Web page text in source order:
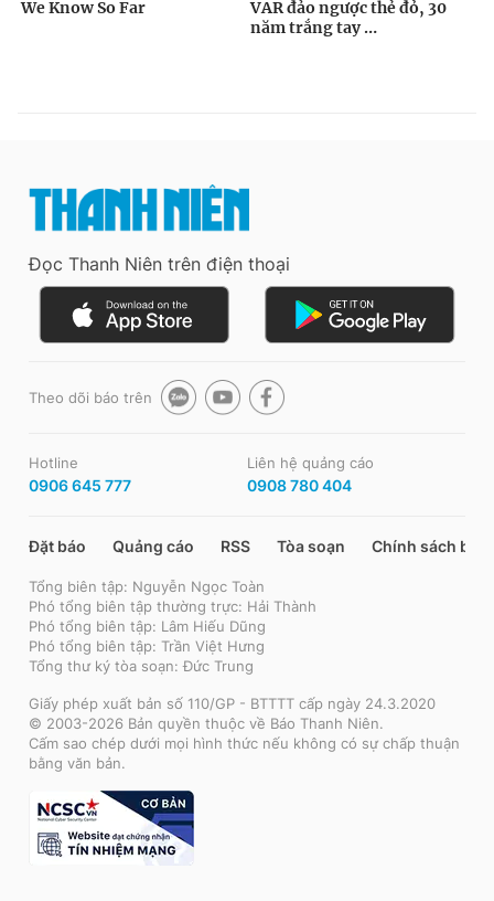
Đọc Thanh Niên trên điện thoại
Theo dõi báo trên
Hotline
0906 645 777
Liên hệ quảng cáo
0908 780 404
Đặt báo Quảng cáo RSS Tòa soạn Chính sách bảo
Tổng biên tập: Nguyễn Ngọc Toàn
Phó tổng biên tập thường trực: Hải Thành
Phó tổng biên tập: Lâm Hiếu Dũng
Phó tổng biên tập: Trần Việt Hưng
Tổng thư ký tòa soạn: Đức Trung
Giấy phép xuất bản số 110/GP - BTTTT cấp ngày 24.3.2020
© 2003-2026 Bản quyền thuộc về Báo Thanh Niên.
Cấm sao chép dưới mọi hình thức nếu không có sự chấp thuận
bằng văn bản.